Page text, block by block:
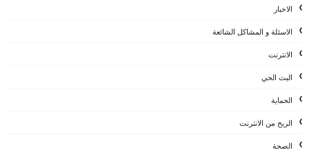
الاخبار
الاسئلة و المشاكل الشائعة
الانترنت
البث الحي
الحماية
الربح من الانترنت
الصحة